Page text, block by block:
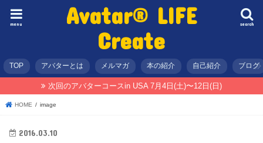
Avatar® LIFE
Create
search
menu
TOP アバターとは メルマガ 本の紹介 自己紹介 ブログ
次回のアバターコースin USA 7月4日(土)〜12日(日)
HOME image
2016.03.10